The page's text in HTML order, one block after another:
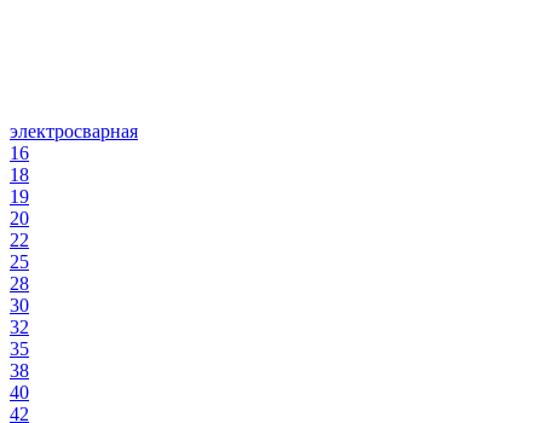
электросварная
16
18
19
20
22
25
28
30
32
35
38
40
42